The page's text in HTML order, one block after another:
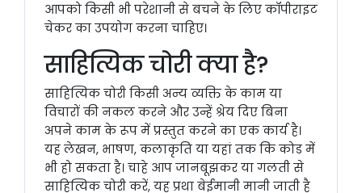
आपको किसी भी परेशानी से बचने के लिए कॉपीराइट
चेकर का उपयोग करना चाहिए।
साहित्यिक चोरी क्या है?
साहित्यिक चोरी किसी अन्य व्यक्ति के काम या
विचारों की नकल करने और उन्हें श्रेय दिए बिना
अपने काम के रूप में प्रस्तुत करने का एक कार्य है।
यह लेखन, भाषण, कलाकृति या यहां तक ​​कि कोड में
भी हो सकता है। चाहे आप जानबूझकर या गलती से
साहित्यिक चोरी करें, यह प्रथा बेईमानी मानी जाती है